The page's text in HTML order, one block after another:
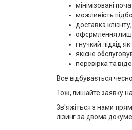
мінімізовані
можливість
доставка клієнту;
оформлення
гнучкий підхід
якісне
перевірка та
Все відбувається
Тож, лишайте заявку
Зв'яжіться з нами
лізинг за двома